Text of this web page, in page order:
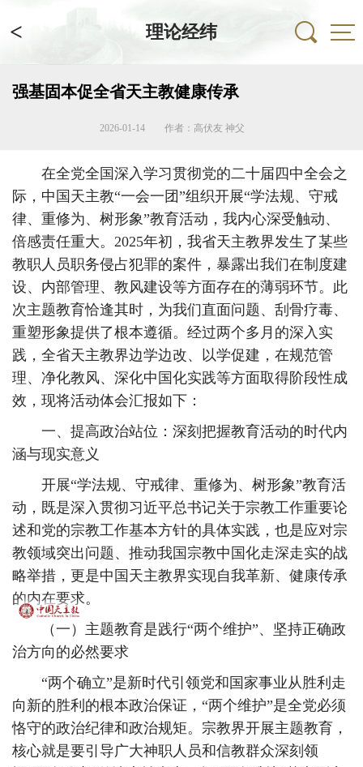
< 理论经纬
强基固本促全省天主教健康传承
2026-01-14 作者：高伏友 神父
在全党全国深入学习贯彻党的二十届四中全会之
际，中国天主教“一会一团”组织开展“学法规、守戒
律、重修为、树形象”教育活动，我内心深受触动、
倍感责任重大。2025年初，我省天主教界发生了某些
教职人员职务侵占犯罪的案件，暴露出我们在制度建
设、内部管理、教风建设等方面存在的薄弱环节。此
次主题教育恰逢其时，为我们直面问题、刮骨疗毒、
重塑形象提供了根本遵循。经过两个多月的深入实
践，全省天主教界边学边改、以学促建，在规范管
理、净化教风、深化中国化实践等方面取得阶段性成
效，现将活动体会汇报如下：
一、提高政治站位：深刻把握教育活动的时代内
涵与现实意义
开展“学法规、守戒律、重修为、树形象”教育活
动，既是深入贯彻习近平总书记关于宗教工作重要论
述和党的宗教工作基本方针的具体实践，也是应对宗
教领域突出问题、推动我国宗教中国化走深走实的战
略举措，更是中国天主教界实现自我革新、健康传承
的内在要求。
（一）主题教育是践行“两个维护”、坚持正确政
治方向的必然要求
“两个确立”是新时代引领党和国家事业从胜利走
向新的胜利的根本政治保证，“两个维护”是全党必须
恪守的政治纪律和政治规矩。宗教界开展主题教育，
核心就是要引导广大神职人员和信教群众深刻领